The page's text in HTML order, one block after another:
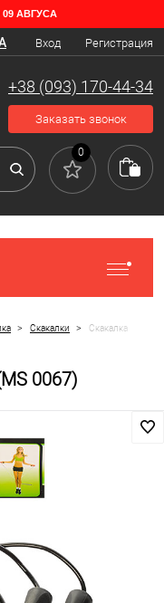
АВГУСА
Вход Регистрация
+38 (093) 170-44-34
Заказать звонок
0
> Скакалки >
Скакалка
0067)